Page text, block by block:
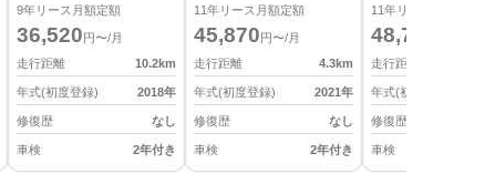
9年リース月額定額
36,520 円〜/月
走行距離
10.2km
年式(初度登録) 2018年
修復歴 なし
車検 2年付き
11年リース月額定額
45,870 円〜/月
走行距離
4.3km
年式(初度登録) 2021年
修復歴 なし
車検 2年付き
11年リース月額定額
48,730
走行距離
年式(初度登録)
修復歴
車検